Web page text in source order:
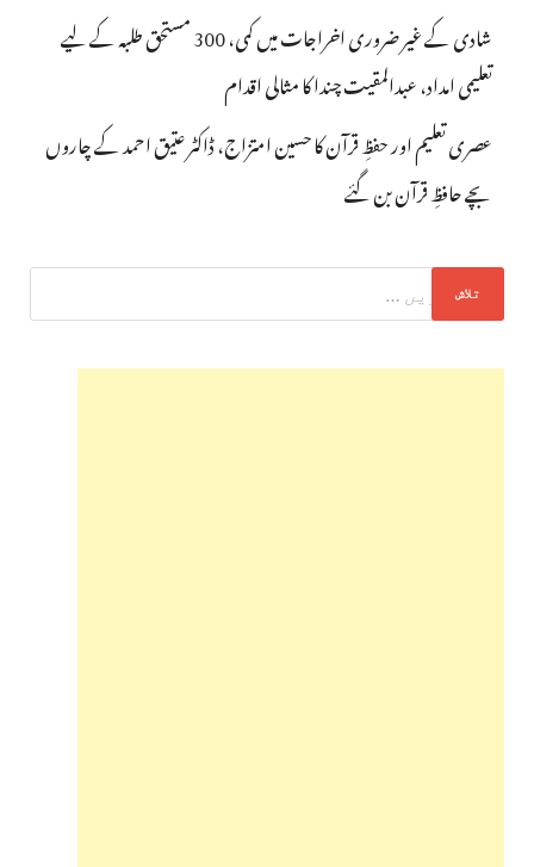
شادی کے غیر ضروری اخراجات میں کمی، 300 مستحق طلبہ کے لیے
تعلیمی امداد، عبدالمقیت چندا کا مثالی اقدام
عصری تعلیم اور حفظِ قرآن کا حسین امتزاج، ڈاکٹر عتیق احمد کے چاروں
بچے حافظِ قرآن بن گئے